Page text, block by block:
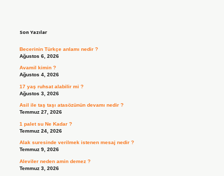
Son Yazılar
Becerinin Türkçe anlamı nedir ?
Ağustos 6, 2026
Avamil kimin ?
Ağustos 4, 2026
17 yaş ruhsat alabilir mi ?
Ağustos 3, 2026
Asil ile taş taşı atasözünün devamı nedir ?
Temmuz 27, 2026
1 palet su Ne Kadar ?
Temmuz 24, 2026
Alak suresinde verilmek istenen mesaj nedir ?
Temmuz 9, 2026
Aleviler neden amin demez ?
Temmuz 3, 2026